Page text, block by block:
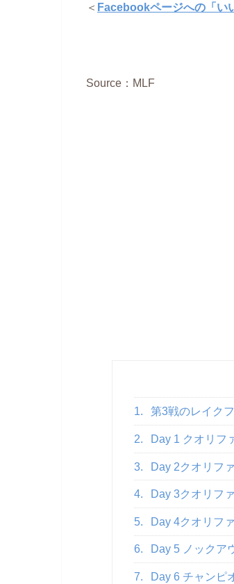
＜ Facebookページへの「い
Source：MLF
1. 第3戦のレイク
2. Day 1 クオリフ
3. Day 2クオリフ
4. Day 3クオリフ
5. Day 4クオリフ
6. Day 5 ノックア
7. Day 6 チャンピ